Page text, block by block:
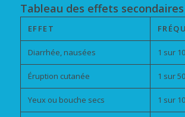
Tableau des effets secondaires
EFFET
Diarrhée, nausées 1 sur 10
Éruption cutanée 1 sur 50
Yeux ou bouche secs 1 sur